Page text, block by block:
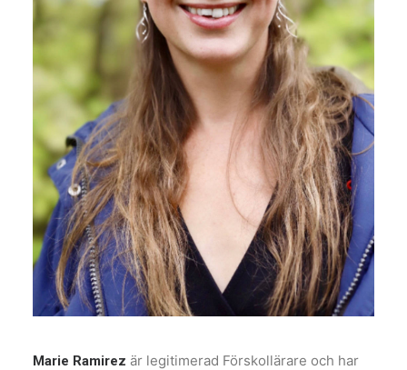
Marie Ramirez är legitimerad Förskollärare och har